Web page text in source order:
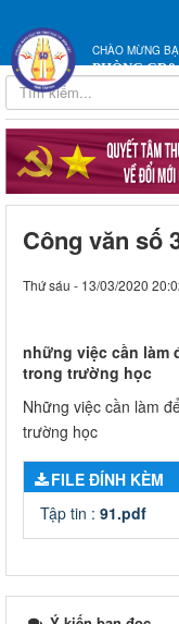
CHÀO MỪNG
PHÒNG
Công văn số
Thứ sáu - 13/03/2020
những việc cần làm
trong trường học
Những việc cần làm
trường học
FILE ĐÍNH KÈM
Tập tin : 91.pdf